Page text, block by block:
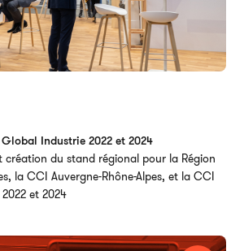
Industrie 2022 et 2024
création du stand régional pour la Région
la CCI Auvergne-Rhône-Alpes, et la CCI
et 2024